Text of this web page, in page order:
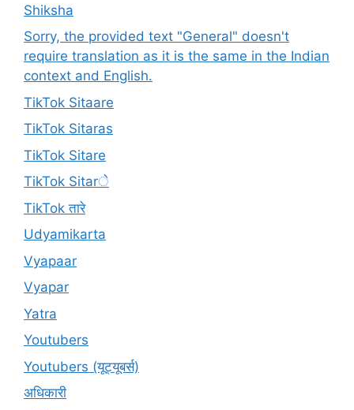
Shiksha
Sorry, the provided text "General" doesn't
require translation as it is the same in the Indian
context and English.
TikTok Sitaare
TikTok Sitaras
TikTok Sitare
TikTok Sitarे
TikTok तारे
Udyamikarta
Vyapaar
Vyapar
Yatra
Youtubers
Youtubers (यूट्यूबर्स)
अधिकारी